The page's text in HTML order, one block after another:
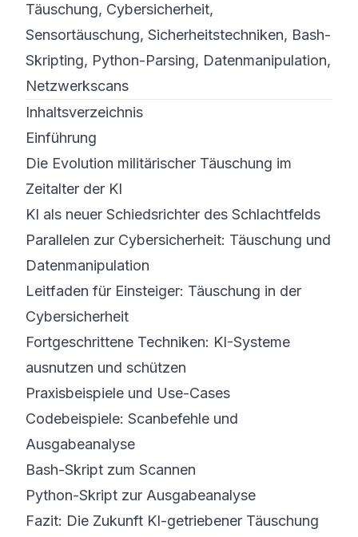
Täuschung, Cybersicherheit,
Sensortäuschung, Sicherheitstechniken, Bash-
Skripting, Python-Parsing, Datenmanipulation,
Netzwerkscans
Inhaltsverzeichnis
Einführung
Die Evolution militärischer Täuschung im
Zeitalter der KI
KI als neuer Schiedsrichter des Schlachtfelds
Parallelen zur Cybersicherheit: Täuschung und
Datenmanipulation
Leitfaden für Einsteiger: Täuschung in der
Cybersicherheit
Fortgeschrittene Techniken: KI-Systeme
ausnutzen und schützen
Praxisbeispiele und Use-Cases
Codebeispiele: Scanbefehle und
Ausgabeanalyse
Bash-Skript zum Scannen
Python-Skript zur Ausgabeanalyse
Fazit: Die Zukunft KI-getriebener Täuschung